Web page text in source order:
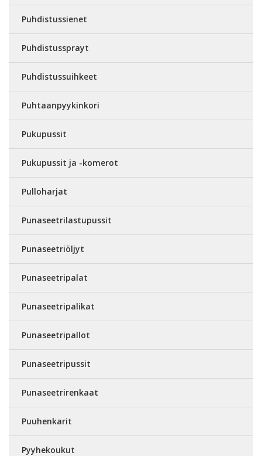
Puhdistussienet
Puhdistussprayt
Puhdistussuihkeet
Puhtaanpyykinkori
Pukupussit
Pukupussit ja -komerot
Pulloharjat
Punaseetrilastupussit
Punaseetriöljyt
Punaseetripalat
Punaseetripalikat
Punaseetripallot
Punaseetripussit
Punaseetrirenkaat
Puuhenkarit
Pyyhekoukut